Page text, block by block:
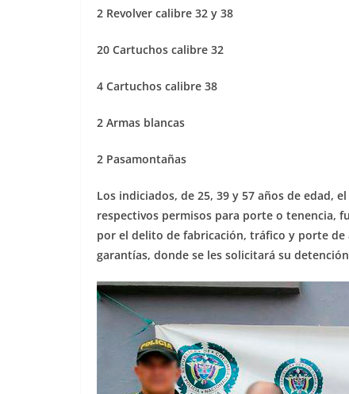
2 Revolver calibre 32 y 38
20 Cartuchos calibre 32
4 Cartuchos calibre 38
2 Armas blancas
2 Pasamontañas
Los indiciados, de 25, 39 y 57 años de edad,
respectivos permisos para porte o tenencia,
por el delito de fabricación, tráfico y porte de
garantías, donde se les solicitará su